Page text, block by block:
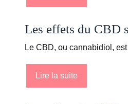
Les effets du CBD
Le CBD, ou cannabidiol,
Lire la suite